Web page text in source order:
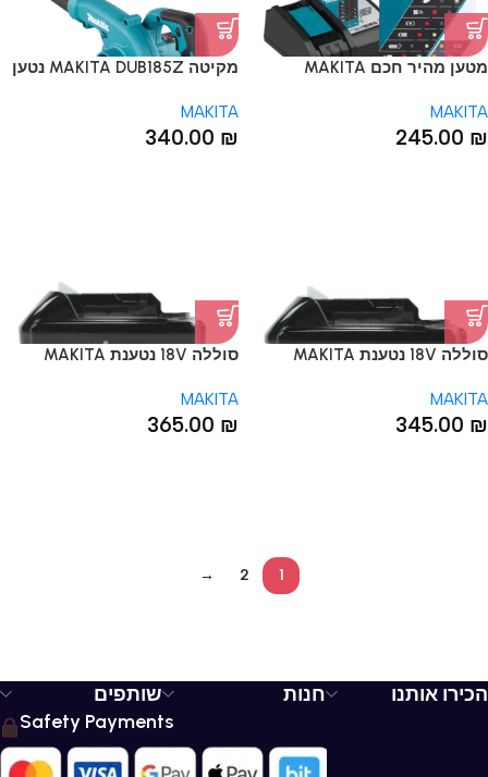
מטען מהיר חכם MAKITA
MAKITA
245.00 ₪
מקיטה MAKITA DUB185Z נטען
שואב
MAKITA
340.00 ₪
סוללה 18V נטענת MAKITA
MAKITA
345.00 ₪
סוללה 18V נטענת MAKITA
MAKITA
365.00 ₪
1
2
→
הכירו אותנו חנות
שותפים
Safety Payments